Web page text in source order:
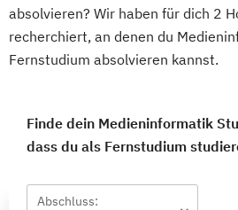
absolvieren? Wir haben für dich 2
recherchiert, an denen du
Fernstudium absolvieren kannst.
Finde dein Medieninformatik
dass du als Fernstudium
Abschluss: